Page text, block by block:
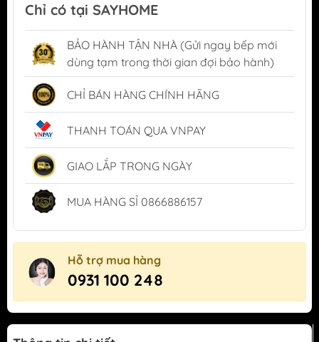
Chỉ có tại SAYHOME
BẢO HÀNH TẬN NHÀ (Gửi ngay bếp mới
dùng tạm trong thời gian đợi bảo hành)
CHỈ BÁN HÀNG CHÍNH HÃNG
THANH TOÁN QUA VNPAY
GIAO LẮP TRONG NGÀY
MUA HÀNG SỈ 0866886157
Hỗ trợ mua hàng
0931 100 248